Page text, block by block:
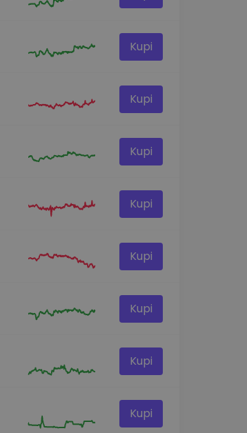
Kupi
Kupi
Kupi
Kupi
Kupi
Kupi
Kupi
Kupi